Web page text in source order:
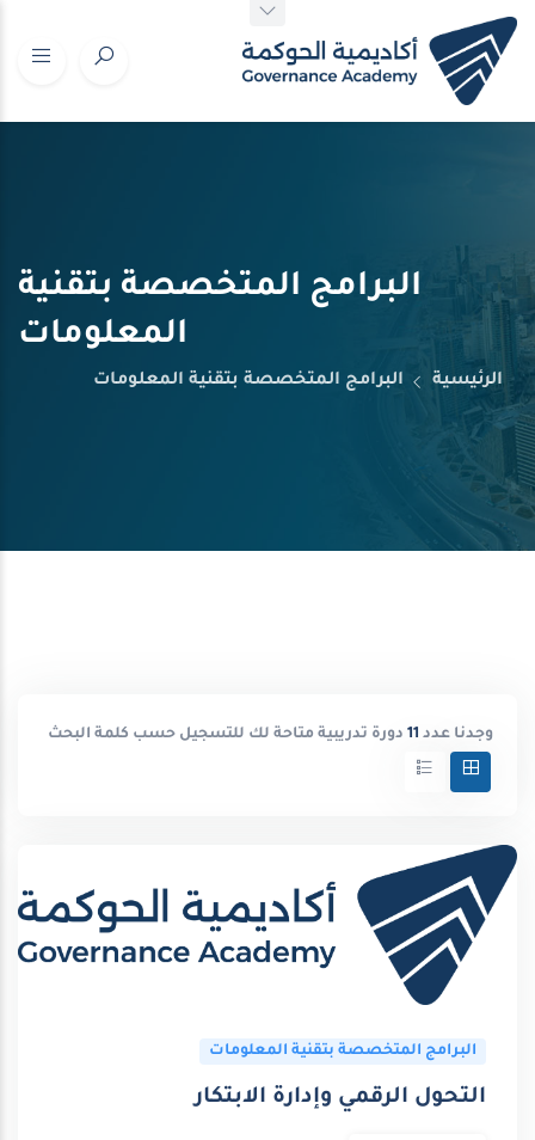
البرامج المتخصصة بتقنية
المعلومات
الرئيسية البرامج المتخصصة بتقنية المعلومات
وجدنا عدد 11 دورة تدريبية متاحة لك للتسجيل حسب كلمة البحث
البرامج المتخصصة بتقنية المعلومات
التحول الرقمي وإدارة الابتكار